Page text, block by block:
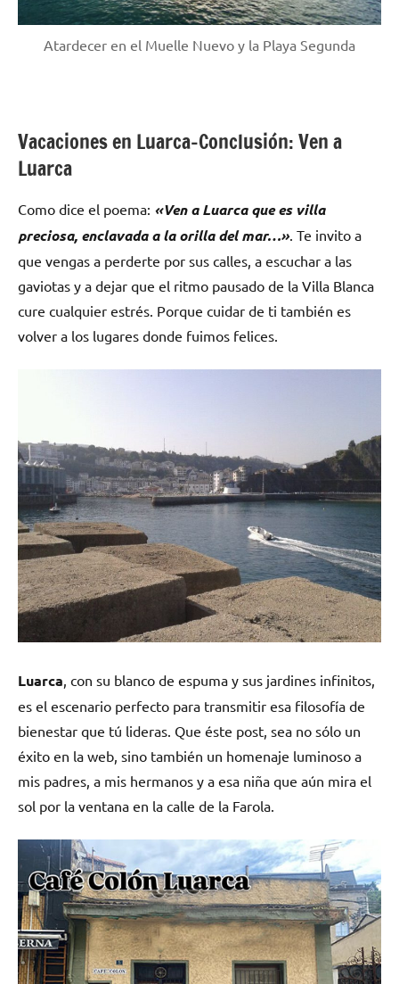
Atardecer en el Muelle Nuevo y la Playa Segunda
Vacaciones en Luarca-Conclusión: Ven a
Luarca
Como dice el poema: «Ven a Luarca que es villa
preciosa, enclavada a la orilla del mar…». Te invito a
que vengas a perderte por sus calles, a escuchar a las
gaviotas y a dejar que el ritmo pausado de la Villa Blanca
cure cualquier estrés. Porque cuidar de ti también es
volver a los lugares donde fuimos felices.
Luarca, con su blanco de espuma y sus jardines infinitos,
es el escenario perfecto para transmitir esa filosofía de
bienestar que tú lideras. Que éste post, sea no sólo un
éxito en la web, sino también un homenaje luminoso a
mis padres, a mis hermanos y a esa niña que aún mira el
sol por la ventana en la calle de la Farola.